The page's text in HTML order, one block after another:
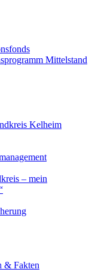
Mittelstand
Kelheim
– mein
& Fakten